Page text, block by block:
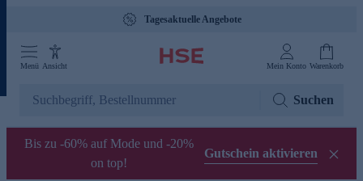
Tagesaktuelle Angebote
Menü Ansicht Mein Konto Warenkorb
Suchen
Bis zu -60% auf Mode und -20%
on top!
Gutschein aktivieren